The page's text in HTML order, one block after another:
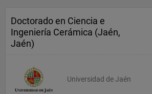
Doctorado en Ciencia e
Ingeniería Cerámica (Jaén,
Jaén)
Universidad de Jaén